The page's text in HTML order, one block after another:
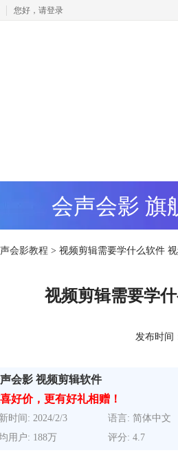
您好， 请登录
会声会影 旗
会影教程 > 视频剪辑需要学什么软件
视频剪辑需要学
发布时间
会影 视频剪辑软件
好价，更有好礼相赠！
时间: 2024/2/3 语言: 简体中文
用户: 188万
评分: 4.7